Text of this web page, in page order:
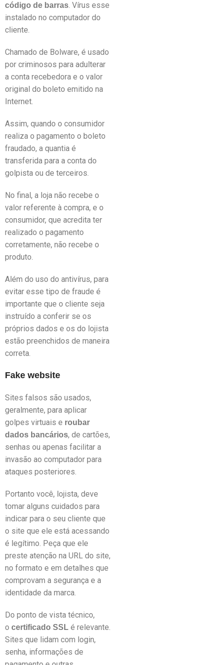
código de barras. Vírus esse
instalado no computador do
cliente.
Chamado de Bolware, é usado
por criminosos para adulterar
a conta recebedora e o valor
original do boleto emitido na
Internet.
Assim, quando o consumidor
realiza o pagamento o boleto
fraudado, a quantia é
transferida para a conta do
golpista ou de terceiros.
No final, a loja não recebe o
valor referente à compra, e o
consumidor, que acredita ter
realizado o pagamento
corretamente, não recebe o
produto.
Além do uso do antivírus, para
evitar esse tipo de fraude é
importante que o cliente seja
instruído a conferir se os
próprios dados e os do lojista
estão preenchidos de maneira
correta.
Fake website
Sites falsos são usados,
geralmente, para aplicar
golpes virtuais e roubar
dados bancários, de cartões,
senhas ou apenas facilitar a
invasão ao computador para
ataques posteriores.
Portanto você, lojista, deve
tomar alguns cuidados para
indicar para o seu cliente que
o site que ele está acessando
é legítimo. Peça que ele
preste atenção na URL do site,
no formato e em detalhes que
comprovam a segurança e a
identidade da marca.
Do ponto de vista técnico,
o certificado SSL é relevante.
Sites que lidam com login,
senha, informações de